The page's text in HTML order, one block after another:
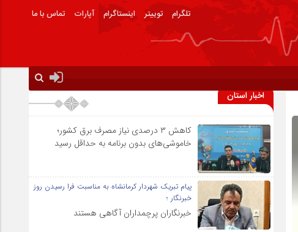
تلگرام توییتر اینستاگرام آپارات تماس با ما
اخبار استان
کاهش ۳ درصدی نیاز مصرف برق کشور؛
خاموشی‌های بدون برنامه به حداقل رسید
پیام تبریک شهردار کرمانشاه به مناسبت فرا رسیدن روز
خبرنگار ؛
خبرنگاران پرچمداران آگاهی هستند